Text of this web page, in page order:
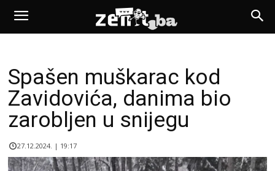
Spašen muškarac kod
Zavidovića, danima bio
zarobljen u snijegu
27.12.2024. | 19:17